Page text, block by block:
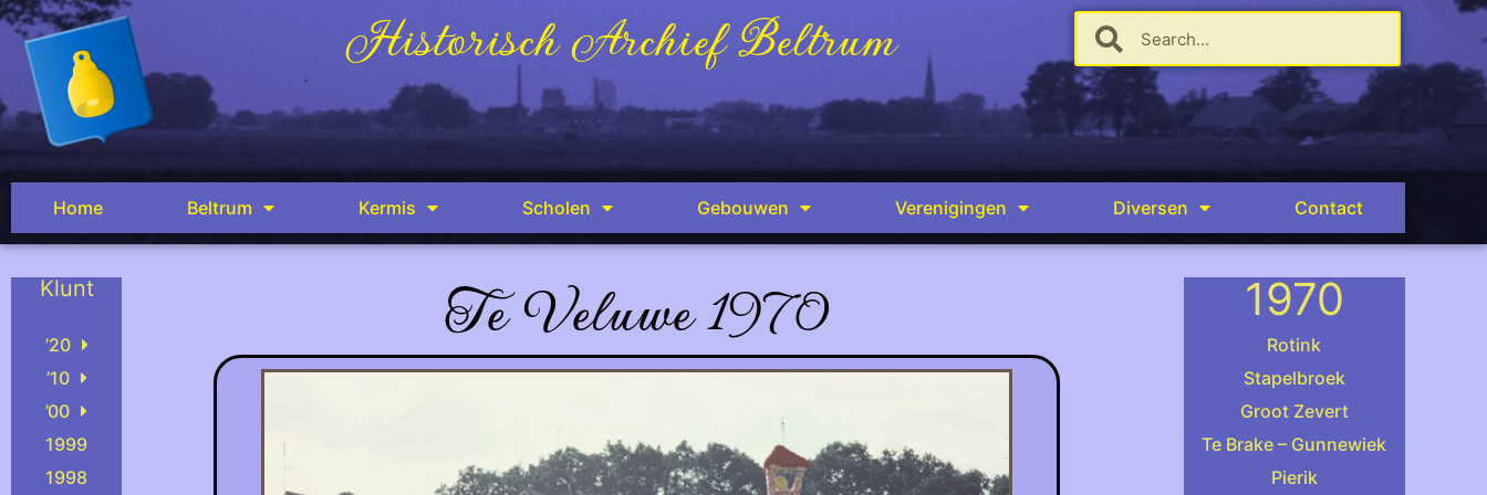
Historisch Archief Beltrum
Home Beltrum Kermis Scholen Gebouwen Verenigingen Diversen Contact
Klunt
’20
’10
’00
1999
1998
Te Veluwe 1970 1970
Rotink
Stapelbroek
Groot Zevert
Te Brake – Gunnewiek
Pierik